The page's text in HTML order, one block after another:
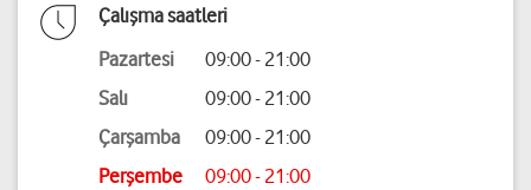
Çalışma saatleri
Pazartesi
09:00 - 21:00
Salı
09:00 - 21:00
Çarşamba
09:00 - 21:00
Perşembe
09:00 - 21:00